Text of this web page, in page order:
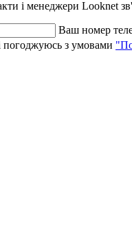
і менеджери Looknet
Ваш номер
погоджуюсь з умовами